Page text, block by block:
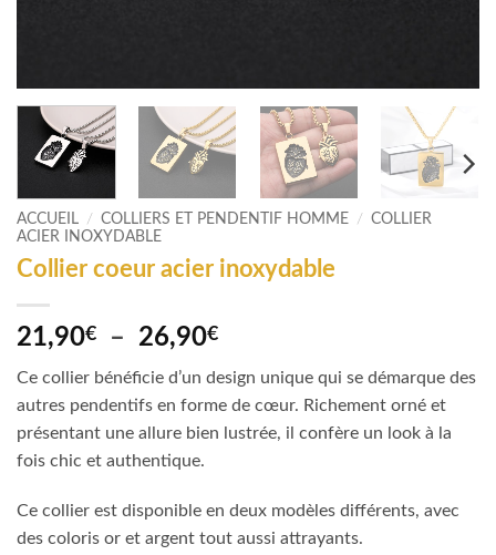
ACCUEIL / COLLIERS ET PENDENTIF HOMME / COLLIER
ACIER INOXYDABLE
Collier coeur acier inoxydable
21,90€ – 26,90€Plage
prix :
21,90€
à
Ce collier bénéficie d’un design unique qui se démarque des
autres pendentifs en forme de cœur. Richement orné et
présentant une allure bien lustrée, il confère un look à la
fois chic et authentique.
Ce collier est disponible en deux modèles différents, avec
des coloris or et argent tout aussi attrayants.